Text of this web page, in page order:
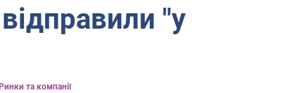
"у
Ринки та компанії